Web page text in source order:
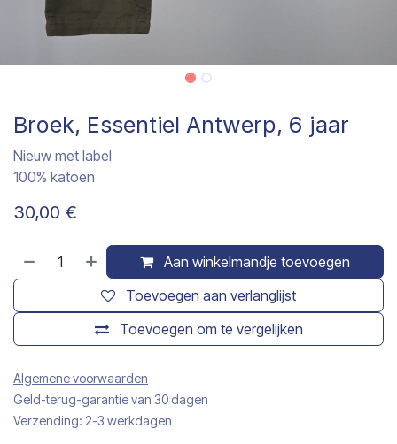
Broek, Essentiel Antwerp, 6 jaar
Nieuw met label
100% katoen
30,00 €
Aan winkelmandje toevoegen
Toevoegen om te vergelijken
Toevoegen aan verlanglijst
Algemene voorwaarden
Geld-terug-garantie van 30 dagen
Verzending: 2-3 werkdagen